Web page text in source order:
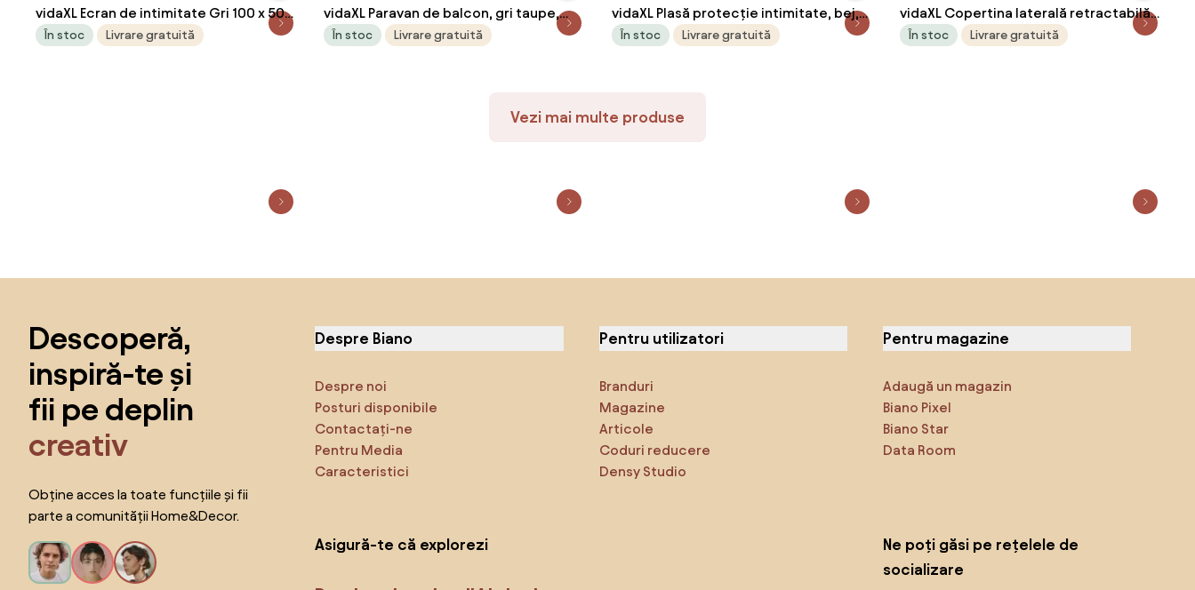
vidaXL Ecran de intimitate Gri 100 x 50 x
180 cm Oțel
În stoc Livrare gratuită
vidaXL Paravan de balcon, gri taupe,
75x700 cm, 100% poliester oxford
În stoc Livrare gratuită
vidaXL Plasă protecție intimitate, bej,
1,5x10 m, HDPE, 195 g/m²
În stoc Livrare gratuită
vidaXL Copertina laterală retractabilă,
maro, 100x500 cm
În stoc Livrare gratuită
Vezi mai multe produse
Descoperă,
inspiră-te și
fii pe deplin
creativ
Obține acces la toate funcțiile și fii
parte a comunității Home&Decor.
Despre Biano
Despre noi
Posturi disponibile
Contactați-ne
Pentru Media
Caracteristici
Pentru utilizatori
Branduri
Magazine
Articole
Coduri reducere
Densy Studio
Pentru magazine
Adaugă un magazin
Biano Pixel
Biano Star
Data Room
Asigură-te că explorezi
Ne poți găsi pe rețelele de
socializare